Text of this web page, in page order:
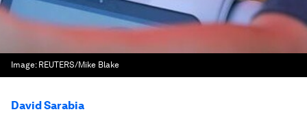
Image: REUTERS/Mike Blake
David Sarabia